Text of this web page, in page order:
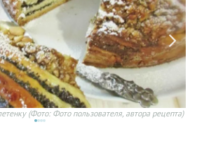
(Фото: Фото пользователя, автора рецепта)